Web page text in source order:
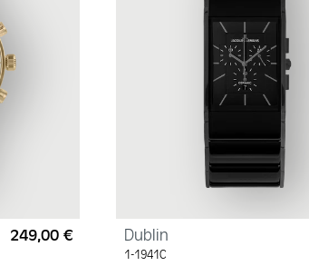
Regulärer Preis:
249,00 € Dublin
1-1941C